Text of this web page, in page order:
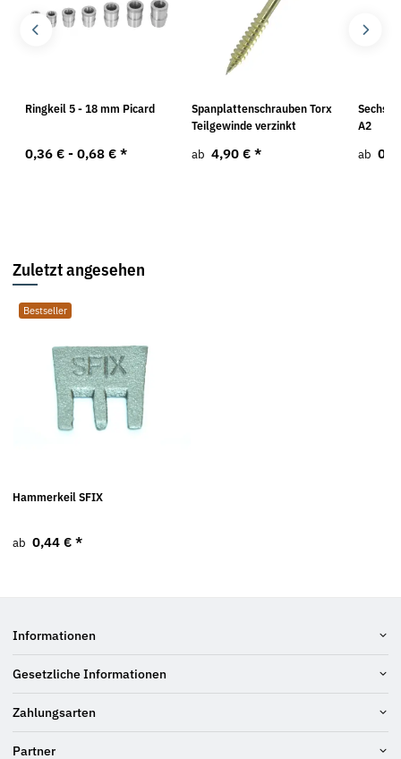
Ringkeil 5 - 18 mm Picard
0,36 € - 0,68 € *
Spanplattenschrauben Torx
Teilgewinde verzinkt
ab 4,90 € *
A2
ab
Zuletzt angesehen
Bestseller
Hammerkeil SFIX
ab 0,44 € *
Informationen
Gesetzliche Informationen
Zahlungsarten
Partner